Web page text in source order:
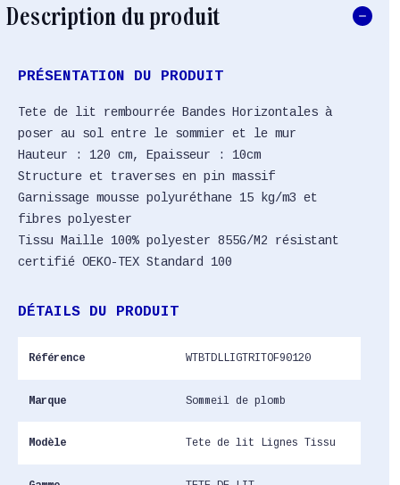
Description du produit
PRÉSENTATION DU PRODUIT
Tete de lit rembourrée Bandes Horizontales à
poser au sol entre le sommier et le mur
Hauteur : 120 cm, Epaisseur : 10cm
Structure et traverses en pin massif
Garnissage mousse polyuréthane 15 kg/m3 et
fibres polyester
Tissu Maille 100% polyester 855G/M2 résistant
certifié OEKO-TEX Standard 100
DÉTAILS DU PRODUIT
Référence WTBTDLLIGTRITOF90120
Marque Sommeil de plomb
Modèle Tete de lit Lignes Tissu